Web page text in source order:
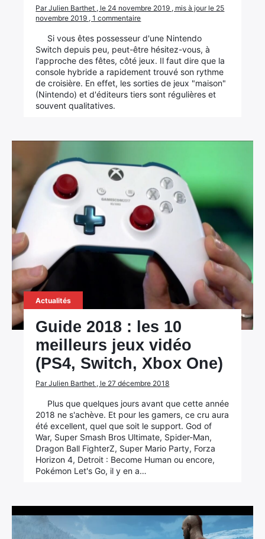
Par Julien Barthet , le 24 novembre 2019 , mis à jour le 25
novembre 2019 , 1 commentaire
Si vous êtes possesseur d'une Nintendo
Switch depuis peu, peut-être hésitez-vous, à
l'approche des fêtes, côté jeux. Il faut dire que la
console hybride a rapidement trouvé son rythme
de croisière. En effet, les sorties de jeux "maison"
(Nintendo) et d'éditeurs tiers sont régulières et
souvent qualitatives.
Actualités
Guide 2018 : les 10
meilleurs jeux vidéo
(PS4, Switch, Xbox One)
Par Julien Barthet , le 27 décembre 2018
Plus que quelques jours avant que cette année
2018 ne s'achève. Et pour les gamers, ce cru aura
été excellent, quel que soit le support. God of
War, Super Smash Bros Ultimate, Spider-Man,
Dragon Ball FighterZ, Super Mario Party, Forza
Horizon 4, Detroit : Become Human ou encore,
Pokémon Let's Go, il y en a…